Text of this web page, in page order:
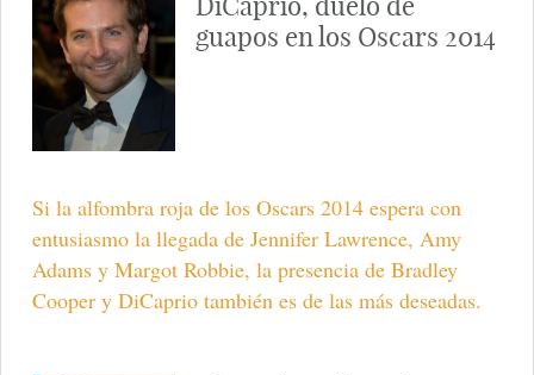
guapos en los Oscars 2014
Si la alfombra roja de los Oscars 2014 espera con
entusiasmo la llegada de Jennifer Lawrence, Amy
Adams y Margot Robbie, la presencia de Bradley
Cooper y DiCaprio también es de las más deseadas.